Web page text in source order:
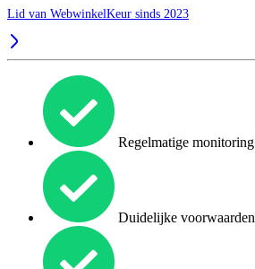
Lid van WebwinkelKeur sinds 2023
Regelmatige monitoring
Duidelijke voorwaarden